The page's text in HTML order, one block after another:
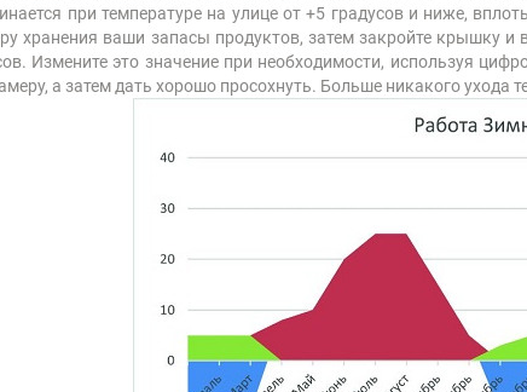
при температуре на улице от +5 градусов и ниже,
хранения ваши запасы продуктов, затем закройте крышку
Измените это значение при необходимости, используя
а затем дать хорошо просохнуть. Больше никакого ухода